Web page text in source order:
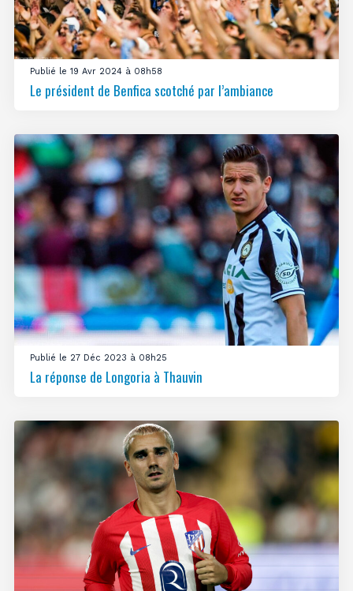
Publié le 19 Avr 2024 à 08h58
Le président de Benfica scotché par l’ambiance
Publié le 27 Déc 2023 à 08h25
La réponse de Longoria à Thauvin